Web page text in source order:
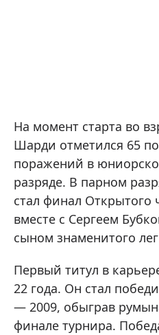
На момент старта во
Шарди отметился 65
поражений в
разряде. В парном
стал финал
вместе с Сергеем
сыном знаменитого
Первый титул в
22 года. Он стал
— 2009, обыграв
финале турнира.